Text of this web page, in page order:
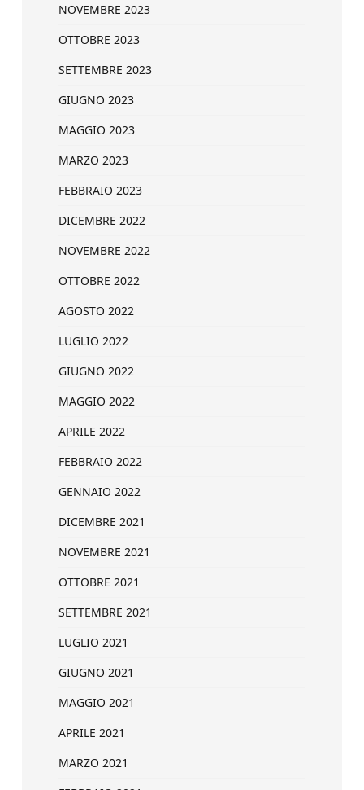
NOVEMBRE 2023
OTTOBRE 2023
SETTEMBRE 2023
GIUGNO 2023
MAGGIO 2023
MARZO 2023
FEBBRAIO 2023
DICEMBRE 2022
NOVEMBRE 2022
OTTOBRE 2022
AGOSTO 2022
LUGLIO 2022
GIUGNO 2022
MAGGIO 2022
APRILE 2022
FEBBRAIO 2022
GENNAIO 2022
DICEMBRE 2021
NOVEMBRE 2021
OTTOBRE 2021
SETTEMBRE 2021
LUGLIO 2021
GIUGNO 2021
MAGGIO 2021
APRILE 2021
MARZO 2021